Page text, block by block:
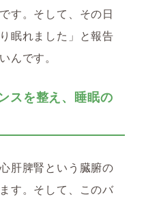
す。そして、その日
眠れました」と報告
んです。
スを整え、睡眠の
肝脾腎という臓腑の
す。そして、このバ